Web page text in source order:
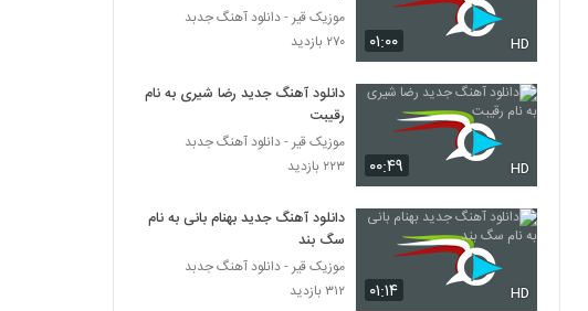
دانلود آهنگ گره از ایسمما
۳۱۶ بازدید
دانلود آهنگ جدید و زیبای سعید توانا با نام من
برات چی بودم
۲۷۳ بازدید
آهنگ کجا برم از کسری مهر(پاپ)
۷۲۶ بازدید
آهنگ سعید محسنی بنام همدم
۰۱:۰۰ HD
موزیک قیر - دانلود آهنگ جدبد
۲۷۰ بازدید
۰۰:۴۹ HD
دانلود آهنگ جدید رضا شیری به نام
رقیبت
موزیک قیر - دانلود آهنگ جدبد
۲۲۳ بازدید
۰۱:۱۴ HD
دانلود آهنگ جدید بهنام بانی به نام
سگ بند
موزیک قیر - دانلود آهنگ جدبد
۳۱۲ بازدید